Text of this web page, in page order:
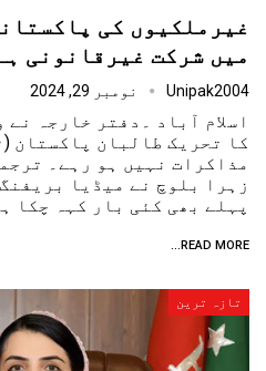
غیرملکیوں کی
میں شرکت غیرقانونی
Unipak2004 نومبر 29, 2024
اسلام آباد ۔دفتر خارجہ
کا تحریک طالبان پاکستان
مذاکرات نہیں ہو رہے۔
زہرا بلوچ نے میڈیا
پہلے بھی کئی بار کہہ چکا
READ MORE...
تازہ ترین